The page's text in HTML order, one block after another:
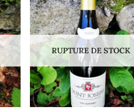
RUPTURE DE STOCK